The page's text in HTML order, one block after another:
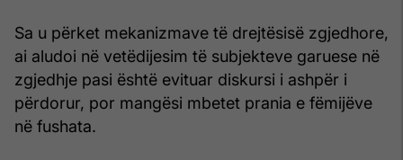
Sa u përket mekanizmave të drejtësisë zgjedhore,
ai aludoi në vetëdijesim të subjekteve garuese në
zgjedhje pasi është evituar diskursi i ashpër i
përdorur, por mangësi mbetet prania e fëmijëve
në fushata.